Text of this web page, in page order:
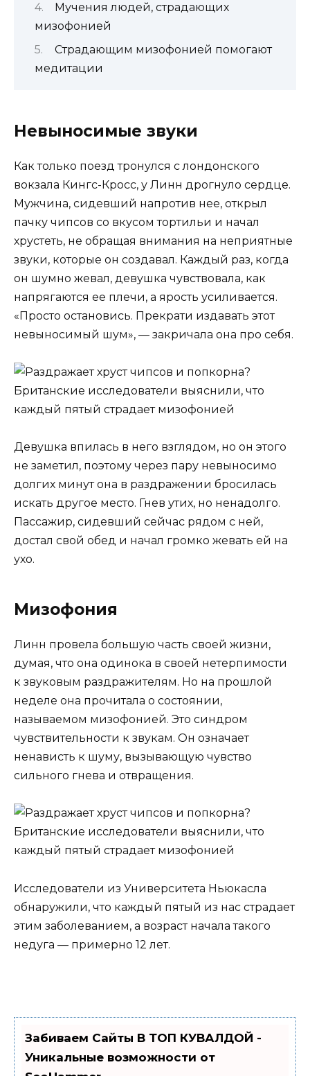
Мучения людей, страдающих
мизофонией
Страдающим мизофонией помогают
медитации
Невыносимые звуки
Как только поезд тронулся с лондонского
вокзала Кингс-Кросс, у Линн дрогнуло сердце.
Мужчина, сидевший напротив нее, открыл
пачку чипсов со вкусом тортильи и начал
хрустеть, не обращая внимания на неприятные
звуки, которые он создавал. Каждый раз, когда
он шумно жевал, девушка чувствовала, как
напрягаются ее плечи, а ярость усиливается.
«Просто остановись. Прекрати издавать этот
невыносимый шум», — закричала она про себя.
Девушка впилась в него взглядом, но он этого
не заметил, поэтому через пару невыносимо
долгих минут она в раздражении бросилась
искать другое место. Гнев утих, но ненадолго.
Пассажир, сидевший сейчас рядом с ней,
достал свой обед и начал громко жевать ей на
ухо.
Мизофония
Линн провела большую часть своей жизни,
думая, что она одинока в своей нетерпимости
к звуковым раздражителям. Но на прошлой
неделе она прочитала о состоянии,
называемом мизофонией. Это синдром
чувствительности к звукам. Он означает
ненависть к шуму, вызывающую чувство
сильного гнева и отвращения.
Исследователи из Университета Ньюкасла
обнаружили, что каждый пятый из нас страдает
этим заболеванием, а возраст начала такого
недуга — примерно 12 лет.
Забиваем Сайты В ТОП КУВАЛДОЙ -
Уникальные возможности от